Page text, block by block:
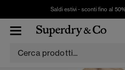
Saldi estivi - sconti fino al